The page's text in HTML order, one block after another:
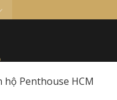
hộ Penthouse HCM